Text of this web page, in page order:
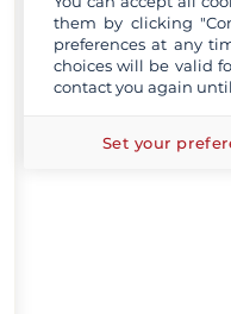
them by clicking
preferences at any
choices will be valid
contact you again
Set your